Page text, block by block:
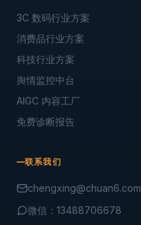
3C 数码行业方案
消费品行业方案
科技行业方案
舆情监控中台
AIGC 内容工厂
免费诊断报告
联系我们
chengxing@chuan6.com
微信：13488706678